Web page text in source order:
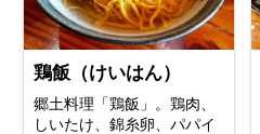
鶏飯（けいはん）
郷土料理「鶏飯」。鶏肉、
しいたけ、錦糸卵、パパイ